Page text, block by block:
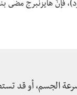
فإنّ هايزنبرج مضى
الجسم، أو قد